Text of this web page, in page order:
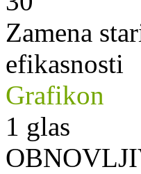
Zamena
efikasnosti
Grafikon
1 glas